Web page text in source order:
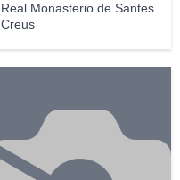
Real Monasterio de Santes
Creus